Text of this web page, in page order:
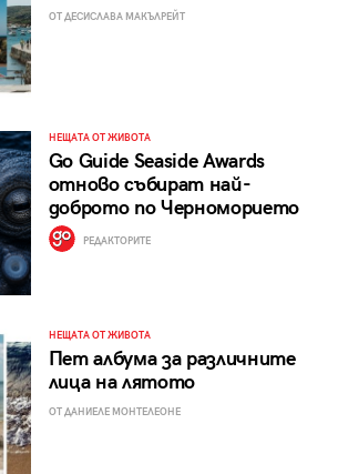
ОТ ДЕСИСЛАВА МАКЪЛРЕЙТ
НЕЩАТА ОТ ЖИВОТА
Go Guide Seaside Awards
отново събират най-
доброто по Черноморието
РЕДАКТОРИТЕ
НЕЩАТА ОТ ЖИВОТА
Пет албума за различните
лица на лятото
ОТ ДАНИЕЛЕ МОНТЕЛЕОНЕ